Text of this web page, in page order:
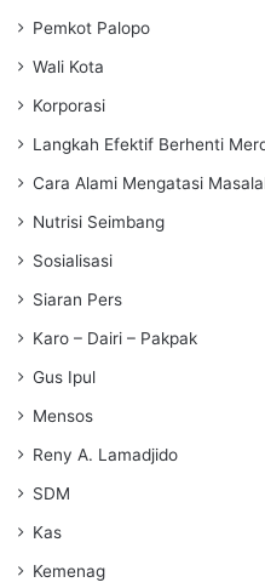
Pemkot Palopo
Wali Kota
Korporasi
Langkah Efektif Berhenti
Cara Alami Mengatasi
Nutrisi Seimbang
Sosialisasi
Siaran Pers
Karo – Dairi – Pakpak
Gus Ipul
Mensos
Reny A. Lamadjido
SDM
Kas
Kemenag